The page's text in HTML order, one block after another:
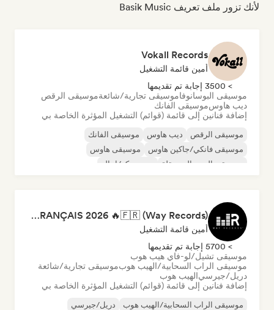
لأنك تزور ملف تعريف Basik Music
Vokall Records
أمين قائمة التشغيل
> 3500 إجابة تم تقديمها
موسيقى البوسانوفاموسيقى تجارية/شائعةموسيقى الرقص
ديب هاوسموسيقى الفانك
إضافة فنانين إلى قائمة (قوائم) التشغيل المؤثرة الخاصة بي
موسيقى الرقص ديب هاوس
موسيقى الفانك
موسيقى فانكي/جاكين هاوس
موسيقى هاوس
موسيقى البوب المستقلة
نيو ديسكو/إيتالو
RAP FRANÇAIS 2026 🔥🇫🇷 (Way Records)
أمين قائمة التشغيل
> 5700 إجابة تم تقديمها
موسيقى تشيل/لو-فاي هيب هوب
موسيقى الراب السحابية/الهيب هوبموسيقى تجارية/شائعة
دريل/جيرسيالهيب هوب
إضافة فنانين إلى قائمة (قوائم) التشغيل المؤثرة الخاصة بي
موسيقى الراب السحابية/الهيب هوب
دريل/جيرسي